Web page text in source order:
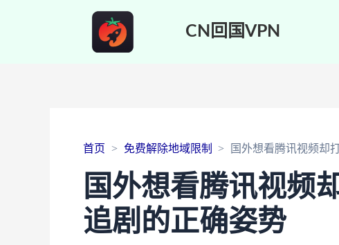
CN回国VPN
首页 免费解除地域限制 国外想看腾讯视频却
国外想看腾讯视频
追剧的正确姿势